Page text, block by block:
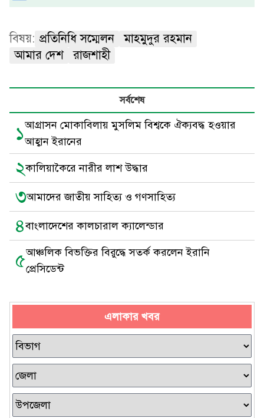
বিষয়: প্রতিনিধি সম্মেলন
মাহমুদুর রহমান
আমার দেশ
রাজশাহী
সর্বশেষ
১আগ্রাসন মোকাবিলায় মুসলিম বিশ্বকে ঐক্যবদ্ধ হওয়ার
আহ্বান ইরানের
২কালিয়াকৈরে নারীর লাশ উদ্ধার
৩আমাদের জাতীয় সাহিত্য ও গণসাহিত্য
৪বাংলাদেশের কালচারাল ক্যালেন্ডার
৫আঞ্চলিক বিভক্তির বিরুদ্ধে সতর্ক করলেন ইরানি
প্রেসিডেন্ট
এলাকার খবর